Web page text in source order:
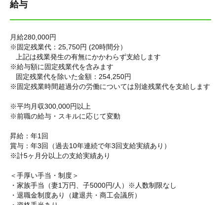
給与
月給280,000円
※固定残業代：25,750円 (20時間分）
上記は残業発生の有無にかかわらず支給します
※給与額に固定残業代を含みます
固定残業代を除いた金額：254,250円
※固定残業時間超過分の労働については別途残業代を支給します
※平均月収300,000円以上
※前職の給与・スキルに応じて変動
昇給：年1回
賞与：年3回（過去10年連続で年3回支給実績あり）
※計5ヶ月分以上の支給実績あり
＜手厚い手当・制度＞
・家族手当（妻1万円、子5000円/人）※人数制限なし
・退職金制度あり（建退共・商工会議所）